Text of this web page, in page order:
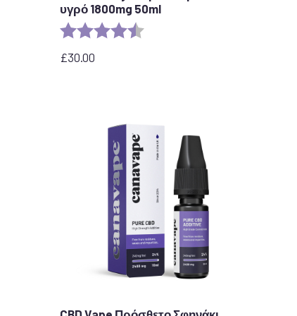
υγρό 1800mg 50ml
Αξιολόγηση:
£30.00